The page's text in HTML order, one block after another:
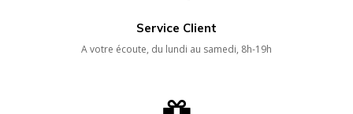
Service Client
A votre écoute, du lundi au samedi, 8h-19h